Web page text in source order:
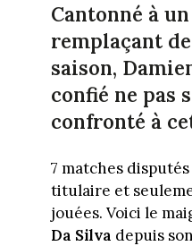
Cantonné à
remplaçant
saison,
confié ne pas
confronté à
7 matches
titulaire et
jouées. Voici le
Da Silva depuis